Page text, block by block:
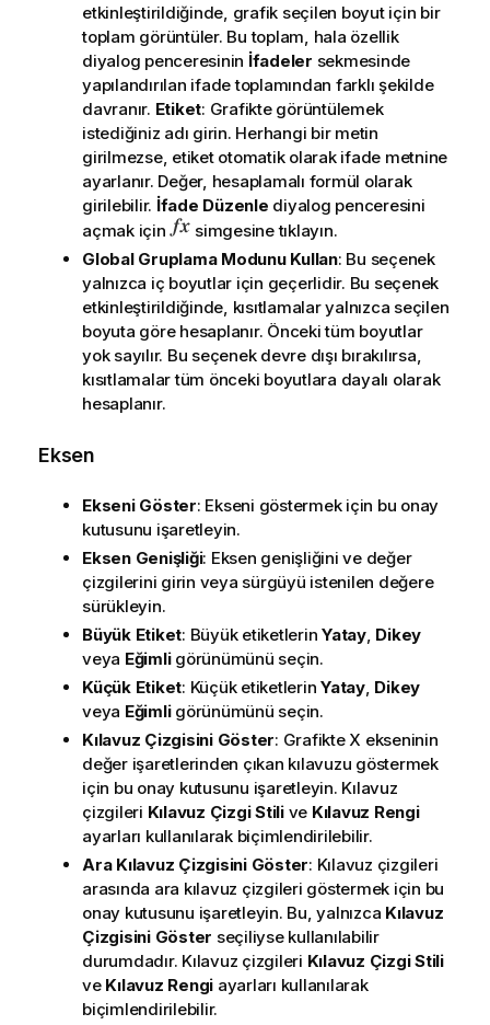
etkinleştirildiğinde, grafik seçilen boyut için bir
toplam görüntüler. Bu toplam, hala özellik
diyalog penceresinin İfadeler sekmesinde
yapılandırılan ifade toplamından farklı şekilde
davranır. Etiket: Grafikte görüntülemek
istediğiniz adı girin. Herhangi bir metin
girilmezse, etiket otomatik olarak ifade metnine
ayarlanır. Değer, hesaplamalı formül olarak
girilebilir. İfade Düzenle diyalog penceresini
açmak için
simgesine tıklayın.
Global Gruplama Modunu Kullan: Bu seçenek
yalnızca iç boyutlar için geçerlidir. Bu seçenek
etkinleştirildiğinde, kısıtlamalar yalnızca seçilen
boyuta göre hesaplanır. Önceki tüm boyutlar
yok sayılır. Bu seçenek devre dışı bırakılırsa,
kısıtlamalar tüm önceki boyutlara dayalı olarak
hesaplanır.
Eksen
Ekseni Göster: Ekseni göstermek için bu onay
kutusunu işaretleyin.
Eksen Genişliği: Eksen genişliğini ve değer
çizgilerini girin veya sürgüyü istenilen değere
sürükleyin.
Büyük Etiket: Büyük etiketlerin Yatay, Dikey
veya Eğimligörünümünü seçin.
Küçük Etiket: Küçük etiketlerin Yatay, Dikey
veya Eğimligörünümünü seçin.
Kılavuz Çizgisini Göster: Grafikte X ekseninin
değer işaretlerinden çıkan kılavuzu göstermek
için bu onay kutusunu işaretleyin. Kılavuz
çizgileri Kılavuz Çizgi Stilive Kılavuz Rengi
ayarları kullanılarak biçimlendirilebilir.
Ara Kılavuz Çizgisini Göster: Kılavuz çizgileri
arasında ara kılavuz çizgileri göstermek için bu
onay kutusunu işaretleyin. Bu, yalnızca Kılavuz
Çizgisini Göster seçiliyse kullanılabilir
durumdadır. Kılavuz çizgileri Kılavuz Çizgi Stili
ve Kılavuz Rengi ayarları kullanılarak
biçimlendirilebilir.